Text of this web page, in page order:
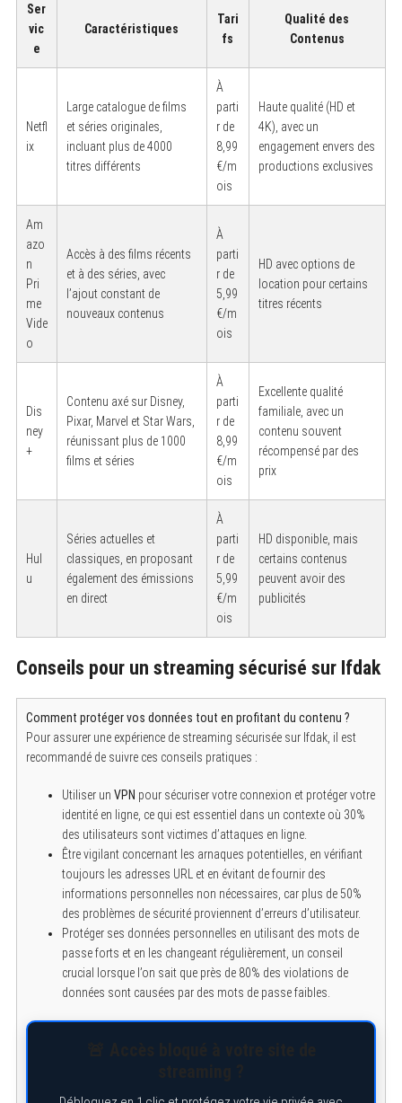
Ser
vic
e
Caractéristiques
Tari
fs
Qualité des
Contenus
Netfl
ix
Large catalogue de films
et séries originales,
incluant plus de 4000
titres différents
À
parti
r de
8,99
€/m
ois
Haute qualité (HD et
4K), avec un
engagement envers des
productions exclusives
Am
azo
n
Pri
me
Vide
o
Accès à des films récents
et à des séries, avec
l’ajout constant de
nouveaux contenus
À
parti
r de
5,99
€/m
ois
HD avec options de
location pour certains
titres récents
Dis
ney
+
Contenu axé sur Disney,
Pixar, Marvel et Star Wars,
réunissant plus de 1000
films et séries
À
parti
r de
8,99
€/m
ois
Excellente qualité
familiale, avec un
contenu souvent
récompensé par des
prix
Hul
u
Séries actuelles et
classiques, en proposant
également des émissions
en direct
À
parti
r de
5,99
€/m
ois
HD disponible, mais
certains contenus
peuvent avoir des
publicités
Conseils pour un streaming sécurisé sur Ifdak
Comment protéger vos données tout en profitant du contenu ?
Pour assurer une expérience de streaming sécurisée sur Ifdak, il est
recommandé de suivre ces conseils pratiques :
Utiliser un VPN pour sécuriser votre connexion et protéger votre
identité en ligne, ce qui est essentiel dans un contexte où 30%
des utilisateurs sont victimes d’attaques en ligne.
Être vigilant concernant les arnaques potentielles, en vérifiant
toujours les adresses URL et en évitant de fournir des
informations personnelles non nécessaires, car plus de 50%
des problèmes de sécurité proviennent d’erreurs d’utilisateur.
Protéger ses données personnelles en utilisant des mots de
passe forts et en les changeant régulièrement, un conseil
crucial lorsque l’on sait que près de 80% des violations de
données sont causées par des mots de passe faibles.
a
f
: